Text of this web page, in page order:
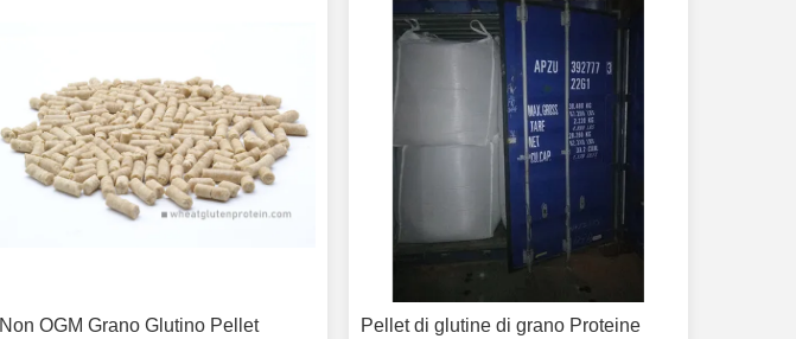
Non OGM Grano Glutino Pellet
Pellet di glutine di grano Proteine